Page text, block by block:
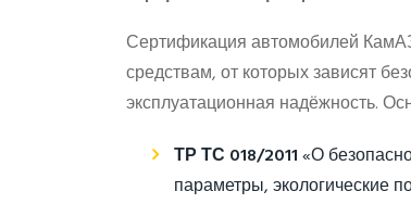
Сертификация автомобилей
средствам, от которых зависят
эксплуатационная надёжность.
ТР ТС 018/2011«О
параметры, экологические